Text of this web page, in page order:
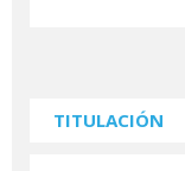
TITULACIÓN